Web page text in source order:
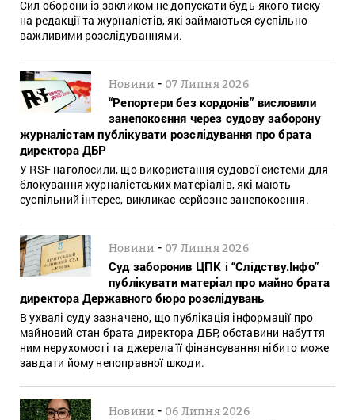
Сил оборони із закликом не допускати будь-якого тиску
на редакції та журналістів, які займаються суспільно
важливими розслідуваннями.
Новини - 07 Липня 2026
“Репортери без кордонів” висловили
занепокоєння через судову заборону
журналістам публікувати розслідування про брата
директора ДБР
У RSF наголосили, що використання судової системи для
блокування журналістських матеріалів, які мають
суспільний інтерес, викликає серйозне занепокоєння.
Новини - 07 Липня 2026
Суд заборонив ЦПК і “Слідству.Інфо”
публікувати матеріал про майно брата
директора Державного бюро розслідувань
В ухвалі суду зазначено, що публікація інформації про
майновий стан брата директора ДБР, обставини набуття
ним нерухомості та джерела її фінансування нібито може
завдати йому непоправної шкоди.
Новини - 06 Липня 2026